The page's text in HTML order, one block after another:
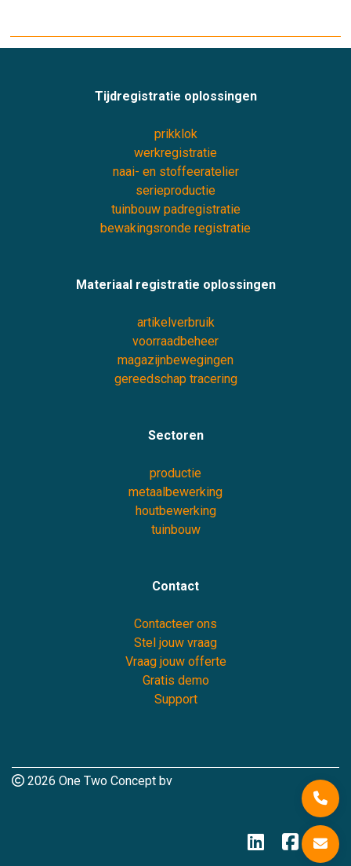
Tijdregistratie oplossingen
prikklok
werkregistratie
naai- en stoffeeratelier
serieproductie
tuinbouw padregistratie
bewakingsronde registratie
Materiaal registratie oplossingen
artikelverbruik
voorraadbeheer
magazijnbewegingen
gereedschap tracering
Sectoren
productie
metaalbewerking
houtbewerking
tuinbouw
Contact
Contacteer ons
Stel jouw vraag
Vraag jouw offerte
Gratis demo
Support
2026 One Two Concept bv